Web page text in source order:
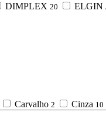
DIMPLEX 20
ELGIN
Carvalho 2 Cinza 10